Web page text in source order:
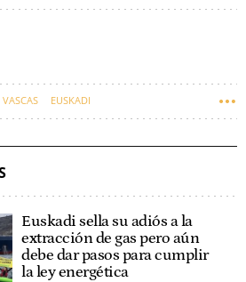
VASCAS EUSKADI
Euskadi sella su adiós a la
extracción de gas pero aún
debe dar pasos para cumplir
la ley energética